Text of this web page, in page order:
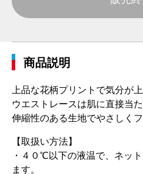
商品説明
上品な花柄プリントで気分が
ウエストレースは肌に直接当
伸縮性のある生地でやさしく
【取扱い方法】
・４０℃以下の液温で、ネッ
ます。